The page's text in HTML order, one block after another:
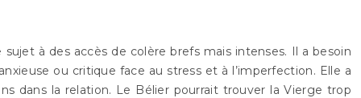
à des accès de colère brefs mais intenses. Il a besoin
ou critique face au stress et à l’imperfection. Elle a
dans la relation. Le Bélier pourrait trouver la Vierge trop